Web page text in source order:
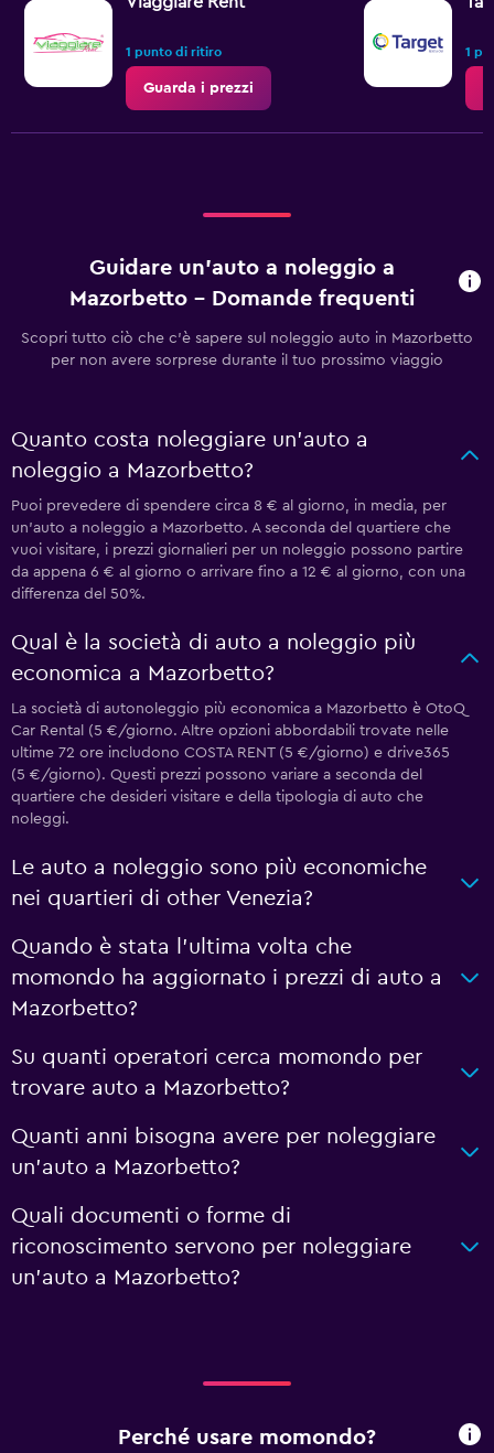
1 punto di ritiro
Guarda i prezzi
1
Guidare un'auto a noleggio a
Mazorbetto - Domande frequenti
Scopri tutto ciò che c'è sapere sul noleggio auto in Mazorbetto
per non avere sorprese durante il tuo prossimo viaggio
Quanto costa noleggiare un'auto a
noleggio a Mazorbetto?
Puoi prevedere di spendere circa 8 € al giorno, in media, per
un'auto a noleggio a Mazorbetto. A seconda del quartiere che
vuoi visitare, i prezzi giornalieri per un noleggio possono partire
da appena 6 € al giorno o arrivare fino a 12 € al giorno, con una
differenza del 50%.
Qual è la società di auto a noleggio più
economica a Mazorbetto?
La società di autonoleggio più economica a Mazorbetto è OtoQ
Car Rental (5 €/giorno. Altre opzioni abbordabili trovate nelle
ultime 72 ore includono COSTA RENT (5 €/giorno) e drive365
(5 €/giorno). Questi prezzi possono variare a seconda del
quartiere che desideri visitare e della tipologia di auto che
noleggi.
Le auto a noleggio sono più economiche
nei quartieri di other Venezia?
Quando è stata l'ultima volta che
momondo ha aggiornato i prezzi di auto a
Mazorbetto?
Su quanti operatori cerca momondo per
trovare auto a Mazorbetto?
Quanti anni bisogna avere per noleggiare
un'auto a Mazorbetto?
Quali documenti o forme di
riconoscimento servono per noleggiare
un'auto a Mazorbetto?
Perché usare momondo?